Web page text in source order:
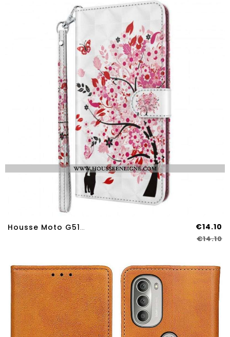
Housse Moto G51 5G Arbre Rose Et Chat Noir €14.10
€14.10